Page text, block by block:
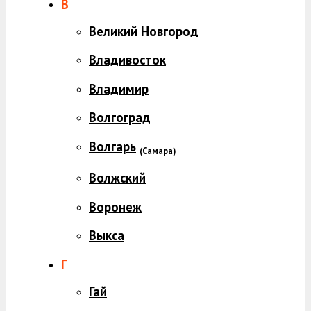
В
Великий Новгород
Владивосток
Владимир
Волгоград
Волгарь (Самара)
Волжский
Воронеж
Выкса
Г
Гай